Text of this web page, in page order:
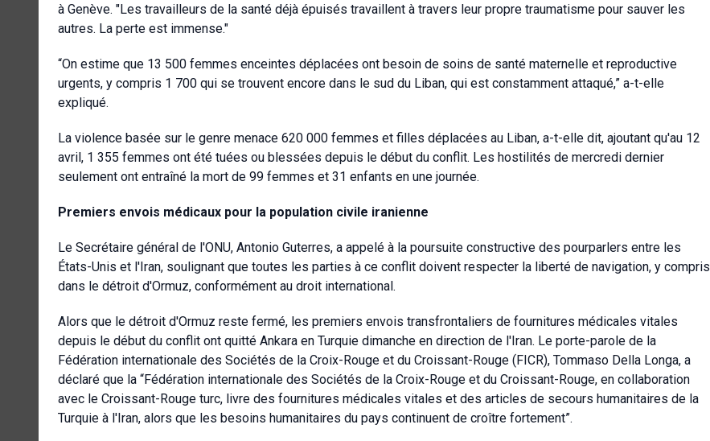
à Genève. "Les travailleurs de la santé déjà épuisés travaillent à travers leur propre traumatisme pour sauver les
autres. La perte est immense."
“On estime que 13 500 femmes enceintes déplacées ont besoin de soins de santé maternelle et reproductive
urgents, y compris 1 700 qui se trouvent encore dans le sud du Liban, qui est constamment attaqué,” a-t-elle
expliqué.
La violence basée sur le genre menace 620 000 femmes et filles déplacées au Liban, a-t-elle dit, ajoutant qu'au 12
avril, 1 355 femmes ont été tuées ou blessées depuis le début du conflit. Les hostilités de mercredi dernier
seulement ont entraîné la mort de 99 femmes et 31 enfants en une journée.
Premiers envois médicaux pour la population civile iranienne
Le Secrétaire général de l'ONU, Antonio Guterres, a appelé à la poursuite constructive des pourparlers entre les
États-Unis et l'Iran, soulignant que toutes les parties à ce conflit doivent respecter la liberté de navigation, y compris
dans le détroit d'Ormuz, conformément au droit international.
Alors que le détroit d'Ormuz reste fermé, les premiers envois transfrontaliers de fournitures médicales vitales
depuis le début du conflit ont quitté Ankara en Turquie dimanche en direction de l'Iran. Le porte-parole de la
Fédération internationale des Sociétés de la Croix-Rouge et du Croissant-Rouge (FICR), Tommaso Della Longa, a
déclaré que la “Fédération internationale des Sociétés de la Croix-Rouge et du Croissant-Rouge, en collaboration
avec le Croissant-Rouge turc, livre des fournitures médicales vitales et des articles de secours humanitaires de la
Turquie à l'Iran, alors que les besoins humanitaires du pays continuent de croître fortement”.